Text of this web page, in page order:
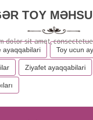
TOY
ayaqqabilari Toy ucun
Ziyafet ayaqqabilari